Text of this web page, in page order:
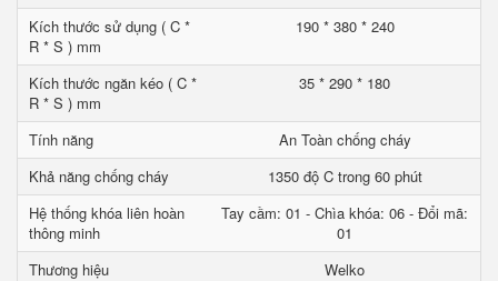
Kích thước sử dụng ( C *
R * S ) mm
190 * 380 * 240
Kích thước ngăn kéo ( C *
R * S ) mm
35 * 290 * 180
Tính năng
An Toàn chống cháy
Khả năng chống cháy
1350 độ C trong 60 phút
Hệ thống khóa liên hoàn
thông minh
Tay cầm: 01 - Chìa khóa: 06 - Đổi mã:
01
Thương hiệu
Welko